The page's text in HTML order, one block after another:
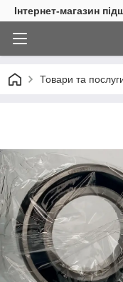
Інтернет-магазин
Товари та